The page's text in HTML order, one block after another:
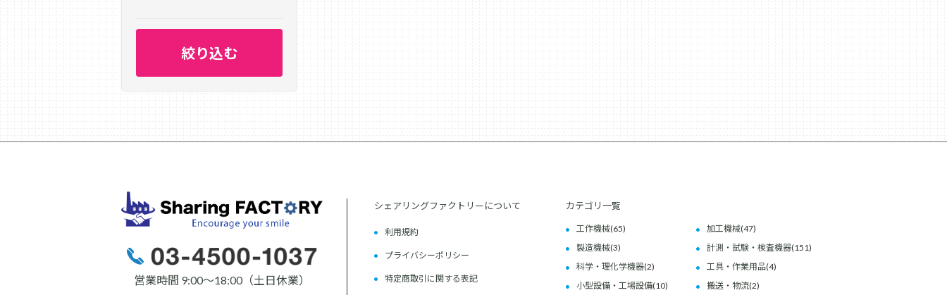
営業時間 9:00〜18:00（土日休業）
シェアリングファクトリーについて
利用規約
プライバシーポリシー
特定商取引に関する表記
カテゴリ一覧
工作機械(65) 加工機械(47)
製造機械(3) 計測・試験・検査機器(151)
科学・理化学機器(2) 工具・作業用品(4)
小型設備・工場設備(10) 搬送・物流(2)